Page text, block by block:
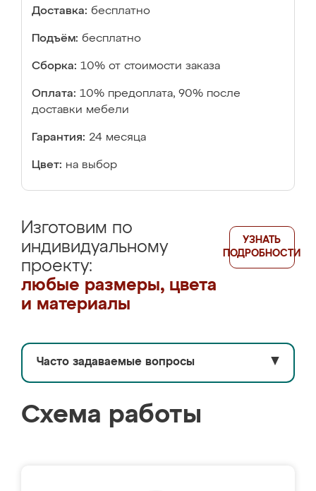
Доставка: бесплатно
Подъём: бесплатно
Сборка: 10% от стоимости заказа
Оплата: 10% предоплата, 90% после
доставки мебели
Гарантия: 24 месяца
Цвет: на выбор
Изготовим по
индивидуальному
проекту:
любые размеры, цвета
и материалы
УЗНАТЬ
ПОДРОБНОСТИ
Часто задаваемые вопросы ▼
Схема работы